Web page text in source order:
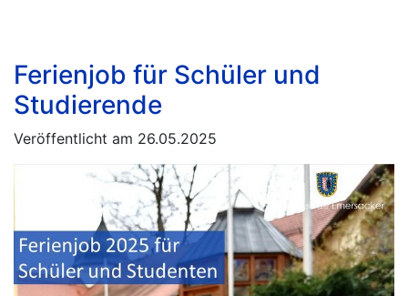
Ferienjob für Schüler und
Studierende
Veröffentlicht am 26.05.2025